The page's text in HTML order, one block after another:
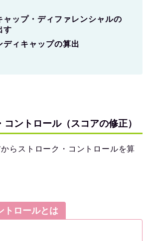
ャップ・ディファレンシャルの
す
ディキャップの算出
ントロール（スコアの修正）
らストローク・コントロールを算
トロールとは